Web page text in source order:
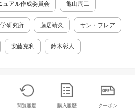
ュアル作成委員会 亀山周二
研究所 藤居靖久 サン・フレア
安藤克利 鈴木彰人
閲覧履歴 購入履歴 クーポン